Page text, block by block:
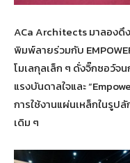
ACa Architects มาลอง
พิมพ์ลายร่วมกับ
โมเลกุลเล็ก ๆ ดั่งจิ๊กซอว์
แรงบันดาลใจและ
การใช้งานแผ่นเหล็กในรู
เดิม ๆ